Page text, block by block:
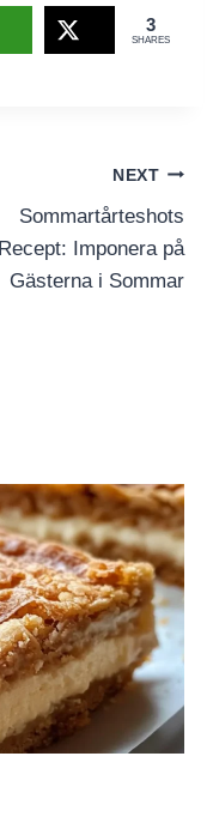
3
SHARES
NEXT
Sommartårteshots
Recept: Imponera på
Gästerna i Sommar